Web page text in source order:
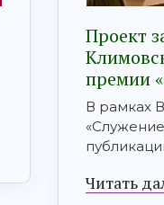
Проект
премии
В рамках
Читать